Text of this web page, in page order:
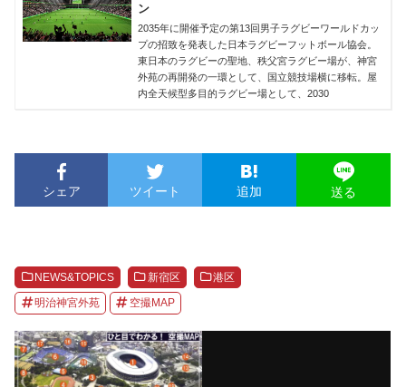
ン
2035年に開催予定の第13回男子ラグビーワールドカッ
プの招致を発表した日本ラグビーフットボール協会。
東日本のラグビーの聖地、秩父宮ラグビー場が、神宮
外苑の再開発の一環として、国立競技場横に移転。屋
内全天候型多目的ラグビー場として、2030
シェア ツイート 追加 送る
NEWS&TOPICS 新宿区 港区
明治神宮外苑 空撮MAP